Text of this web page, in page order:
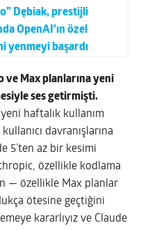
Dębiak, prestijli
OpenAI’ın özel
yenmeyi başardı
ve Max planlarına yeni
ses getirmişti.
haftalık kullanım
davranışlarına
5’ten az bir kesimi
özellikle kodlama
— özellikle Max planlar
ötesine geçtiğini
kararlıyız ve Claude